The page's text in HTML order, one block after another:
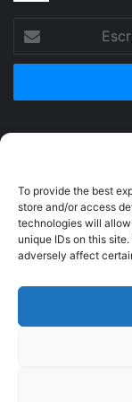
To provide the best
store and/or access
technologies will
unique IDs on this
adversely affect
correo
© Copyright 2026,